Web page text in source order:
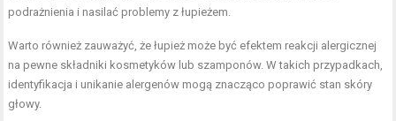
podrażnienia i nasilać problemy z łupieżem.
Warto również zauważyć, że łupież może być efektem reakcji alergicznej
na pewne składniki kosmetyków lub szamponów. W takich przypadkach,
identyfikacja i unikanie alergenów mogą znacząco poprawić stan skóry
głowy.